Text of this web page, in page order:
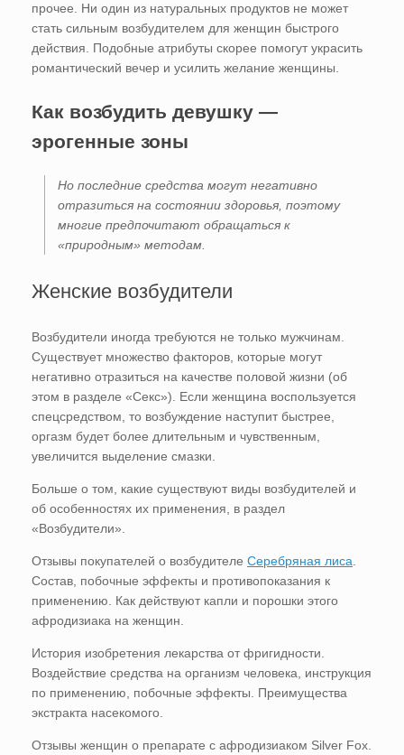
прочее. Ни один из натуральных продуктов не может
стать сильным возбудителем для женщин быстрого
действия. Подобные атрибуты скорее помогут украсить
романтический вечер и усилить желание женщины.
Как возбудить девушку —
эрогенные зоны
Но последние средства могут негативно
отразиться на состоянии здоровья, поэтому
многие предпочитают обращаться к
«природным» методам.
Женские возбудители
Возбудители иногда требуются не только мужчинам.
Существует множество факторов, которые могут
негативно отразиться на качестве половой жизни (об
этом в разделе «Секс»). Если женщина воспользуется
спецсредством, то возбуждение наступит быстрее,
оргазм будет более длительным и чувственным,
увеличится выделение смазки.
Больше о том, какие существуют виды возбудителей и
об особенностях их применения, в раздел
«Возбудители».
Отзывы покупателей о возбудителе Серебряная лиса.
Состав, побочные эффекты и противопоказания к
применению. Как действуют капли и порошки этого
афродизиака на женщин.
История изобретения лекарства от фригидности.
Воздействие средства на организм человека, инструкция
по применению, побочные эффекты. Преимущества
экстракта насекомого.
Отзывы женщин о препарате с афродизиаком Silver Fox.